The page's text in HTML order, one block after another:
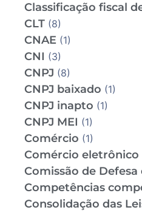
Classificação fiscal
CLT (8)
CNAE (1)
CNI (3)
CNPJ (8)
CNPJ baixado (1)
CNPJ inapto (1)
CNPJ MEI (1)
Comércio (1)
Comércio eletrônico
Comissão de
Competências
Consolidação das